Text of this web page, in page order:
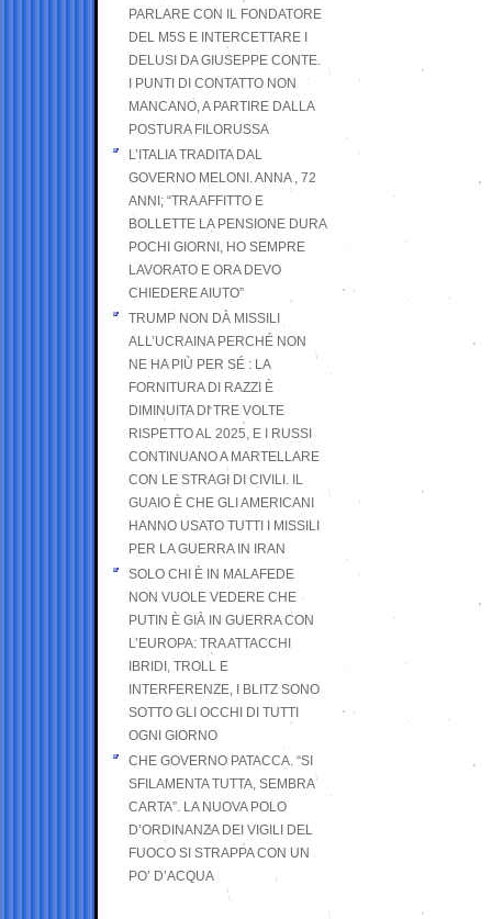
PARLARE CON IL FONDATORE
DEL M5S E INTERCETTARE I
DELUSI DA GIUSEPPE CONTE.
I PUNTI DI CONTATTO NON
MANCANO, A PARTIRE DALLA
POSTURA FILORUSSA
L’ITALIA TRADITA DAL
GOVERNO MELONI. ANNA , 72
ANNI; “TRA AFFITTO E
BOLLETTE LA PENSIONE DURA
POCHI GIORNI, HO SEMPRE
LAVORATO E ORA DEVO
CHIEDERE AIUTO”
TRUMP NON DÀ MISSILI
ALL’UCRAINA PERCHÉ NON
NE HA PIÙ PER SÉ : LA
FORNITURA DI RAZZI È
DIMINUITA DI TRE VOLTE
RISPETTO AL 2025, E I RUSSI
CONTINUANO A MARTELLARE
CON LE STRAGI DI CIVILI. IL
GUAIO È CHE GLI AMERICANI
HANNO USATO TUTTI I MISSILI
PER LA GUERRA IN IRAN
SOLO CHI È IN MALAFEDE
NON VUOLE VEDERE CHE
PUTIN È GIÀ IN GUERRA CON
L’EUROPA: TRA ATTACCHI
IBRIDI, TROLL E
INTERFERENZE, I BLITZ SONO
SOTTO GLI OCCHI DI TUTTI
OGNI GIORNO
CHE GOVERNO PATACCA. “SI
SFILAMENTA TUTTA, SEMBRA
CARTA”. LA NUOVA POLO
D’ORDINANZA DEI VIGILI DEL
FUOCO SI STRAPPA CON UN
PO’ D’ACQUA